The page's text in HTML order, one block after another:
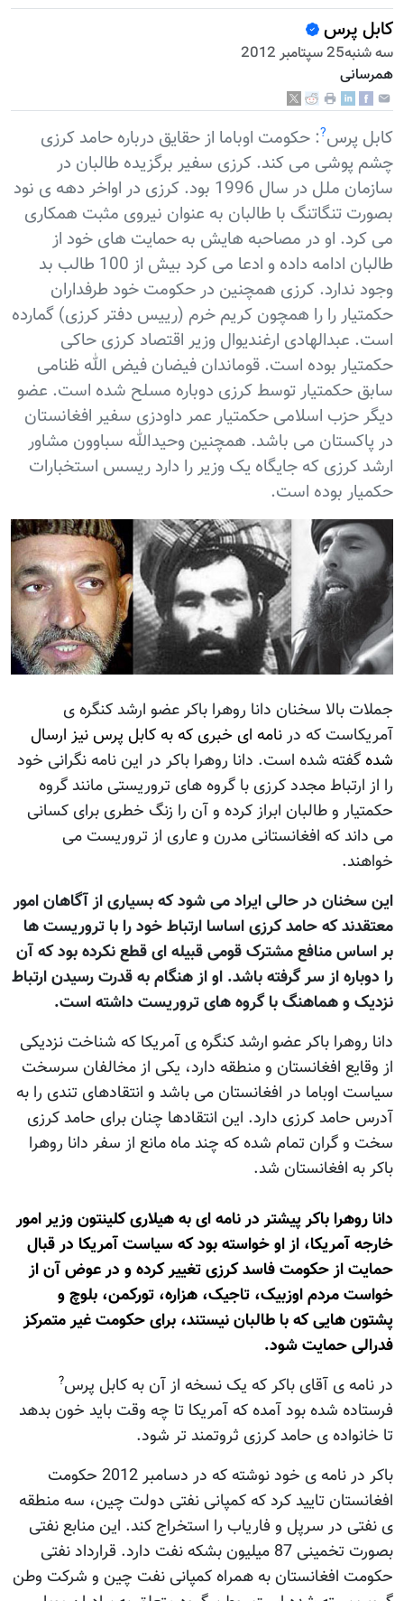
کابل پرس
سه شنبه25 سپتامبر 2012
همرسانی
کابل پرس?: حکومت اوباما از حقایق درباره حامد کرزی
چشم پوشی می کند. کرزی سفیر برگزیده طالبان در
سازمان ملل در سال 1996 بود. کرزی در اواخر دهه ی نود
بصورت تنگاتنگ با طالبان به عنوان نیروی مثبت همکاری
می کرد. او در مصاحبه هایش به حمایت های خود از
طالبان ادامه داده و ادعا می کرد بیش از 100 طالب بد
وجود ندارد. کرزی همچنین در حکومت خود طرفداران
حکمتیار را را همچون کریم خرم (رییس دفتر کرزی) گمارده
است. عبدالهادی ارغندیوال وزیر اقتصاد کرزی حاکی
حکمتیار بوده است. قوماندان فیضان فیض الله ظنامی
سابق حکمتیار توسط کرزی دوباره مسلح شده است. عضو
دیگر حزب اسلامی حکمتیار عمر داودزی سفیر افغانستان
در پاکستان می باشد. همچنین وحیدالله سباوون مشاور
ارشد کرزی که جایگاه یک وزیر را دارد ریسس استخبارات
حکمیار بوده است.
جملات بالا سخنان دانا روهرا باکر عضو ارشد کنگره ی
آمریکاست که در نامه ای خبری که به کابل پرس نیز ارسال
شده گفته شده است. دانا روهرا باکر در این نامه نگرانی خود
را از ارتباط مجدد کرزی با گروه های تروریستی مانند گروه
حکمتیار و طالبان ابراز کرده و آن را زنگ خطری برای کسانی
می داند که افغانستانی مدرن و عاری از تروریست می
خواهند.
این سخنان در حالی ایراد می شود که بسیاری از آگاهان امور
معتقدند که حامد کرزی اساسا ارتباط خود را با تروریست ها
بر اساس منافع مشترک قومی قبیله ای قطع نکرده بود که آن
را دوباره از سر گرفته باشد. او از هنگام به قدرت رسیدن ارتباط
نزدیک و هماهنگ با گروه های تروریست داشته است.
دانا روهرا باکر عضو ارشد کنگره ی آمریکا که شناخت نزدیکی
از وقایع افغانستان و منطقه دارد، یکی از مخالفان سرسخت
سیاست اوباما در افغانستان می باشد و انتقادهای تندی را به
آدرس حامد کرزی دارد. این انتقادها چنان برای حامد کرزی
سخت و گران تمام شده که چند ماه مانع از سفر دانا روهرا
باکر به افغانستان شد.
دانا روهرا باکر پیشتر در نامه ای به هیلاری کلینتون وزیر امور
خارجه آمریکا، از او خواسته بود که سیاست آمریکا در قبال
حمایت از حکومت فاسد کرزی تغییر کرده و در عوض آن از
خواست مردم اوزبیک، تاجیک، هزاره، تورکمن، بلوچ و
پشتون هایی که با طالبان نیستند، برای حکومت غیر متمرکز
فدرالی حمایت شود.
در نامه ی آقای باکر که یک نسخه از آن به کابل پرس?
فرستاده شده بود آمده که آمریکا تا چه وقت باید خون بدهد
تا خانواده ی حامد کرزی ثروتمند تر شود.
باکر در نامه ی خود نوشته که در دسامبر 2012 حکومت
افغانستان تایید کرد که کمپانی نفتی دولت چین، سه منطقه
ی نفتی در سرپل و فاریاب را استخراج کند. این منابع نفتی
بصورت تخمینی 87 میلیون بشکه نفت دارد. قرارداد نفتی
حکومت افغانستان به همراه کمپانی نفت چین و شرکت وطن